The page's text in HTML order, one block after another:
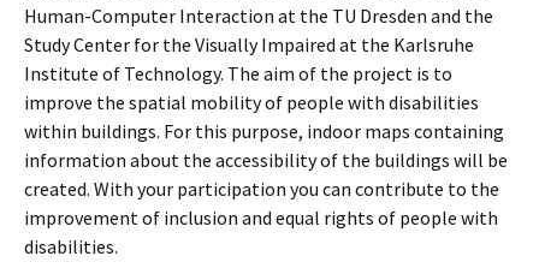
Human-Computer Interaction at the TU Dresden and the
Study Center for the Visually Impaired at the Karlsruhe
Institute of Technology. The aim of the project is to
improve the spatial mobility of people with disabilities
within buildings. For this purpose, indoor maps containing
information about the accessibility of the buildings will be
created. With your participation you can contribute to the
improvement of inclusion and equal rights of people with
disabilities.